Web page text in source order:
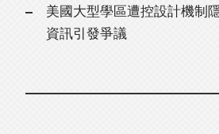
美國大型學區遭控設計機制
資訊引發爭議